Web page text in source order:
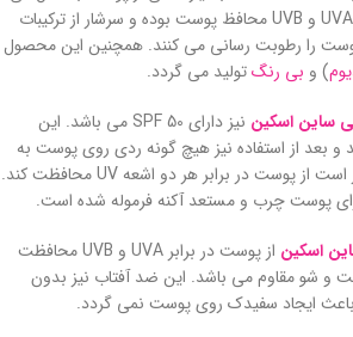
آورد. این محصول در مقابل UVA و UVB محافظ پوست بوده و سرشار از ترکیبات
را رطوبت رسانی می کنند. همچنین این محصول
) و بی رنگتولید می گردد.
ساین اسکین
نیز دارای SPF 50 می باشد. این
از استفاده نیز هیچ گونه ردی روی پوست به
جا نمی گذارد. همچنین قادر است از پوست در برابر هر دو اشعه UV محافظت کند.
پوست چرب و مستعد آکنه فرموله شده است.
اسکین
از پوست در برابر UVA و UVB محافظت
و شو مقاوم می باشد. این ضد آفتاب نیز بدون
ایجاد سفیدک روی پوست نمی گردد.